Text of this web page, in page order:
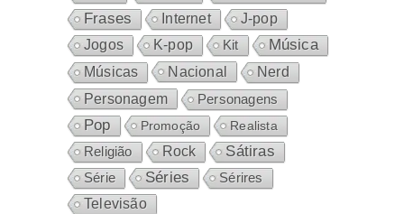
Frases Internet
J-pop
Jogos
K-pop Kit Música
Músicas Nacional Nerd
Personagem Personagens
Pop Promoção
Realista
Religião
Rock Sátiras
Série Séries
Sérires
Televisão